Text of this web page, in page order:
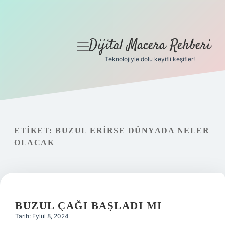
Gizlilik Politikası
Hakkımızda
menüyü
Dijital Macera Rehberi
Teknolojiyle dolu keyifli keşifler!
ETIKET: BUZUL ERIRSE DÜNYADA NELER
OLACAK
BUZUL ÇAĞI BAŞLADI MI
Tarih: Eylül 8, 2024